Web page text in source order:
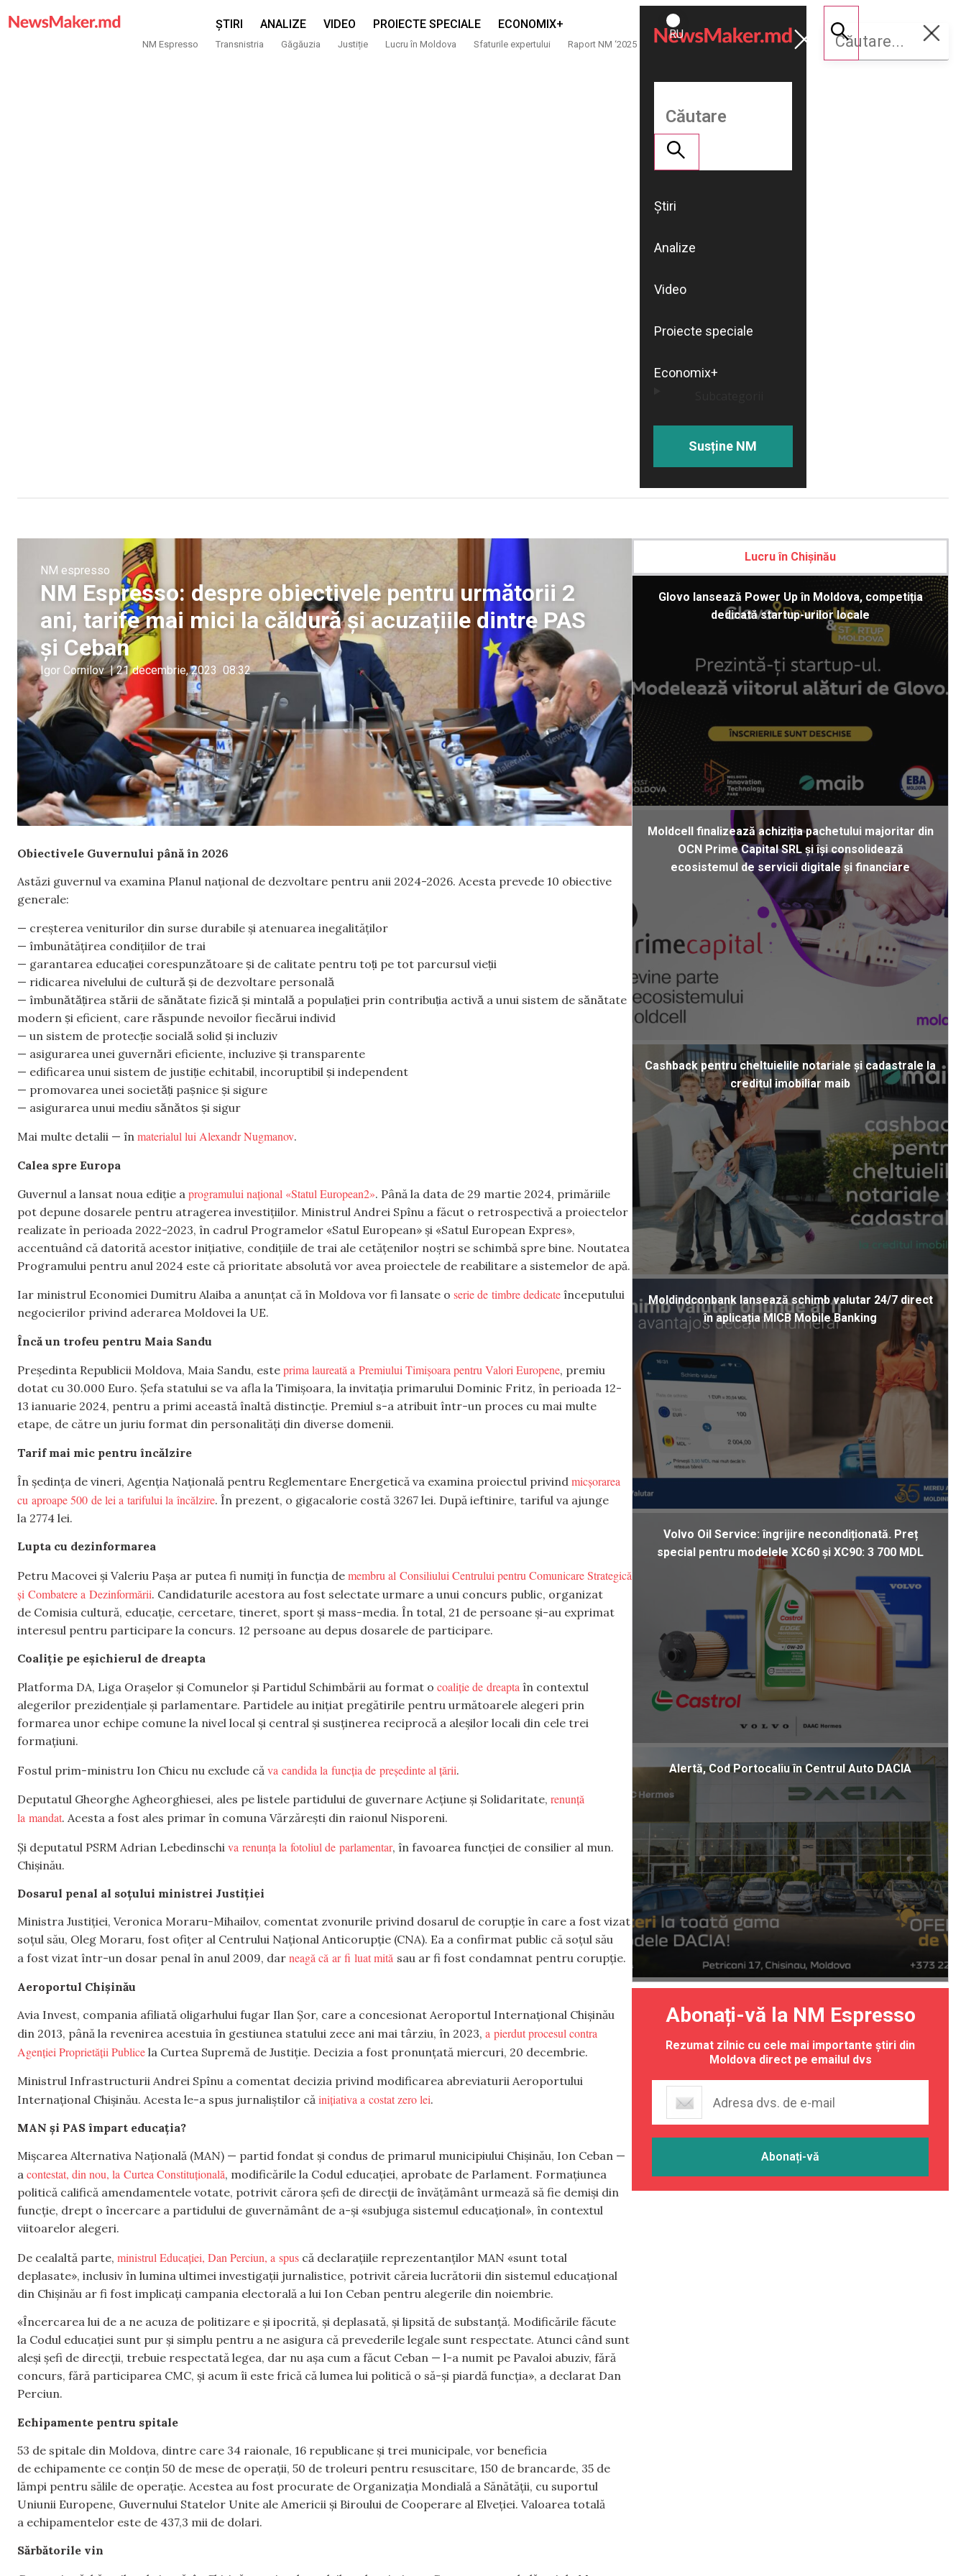
ȘTIRI ANALIZE VIDEO PROIECTE SPECIALE ECONOMIX+
NM Espresso Transnistria Găgăuzia Justiție Lucru în Moldova Sfaturile expertului Raport NM ‘2025
ROMÂNĂ
RU
Susține
NM
Știri
Analize
Video
Proiecte speciale
Economix+
Susține NM
NM espresso
NM Espresso: despre obiectivele pentru următorii 2
ani, tarife mai mici la căldură și acuzațiile dintre PAS
și Ceban
Igor Cornilov | 21 decembrie, 2023 08:32
Obiectivele Guvernului până în 2026
Astăzi guvernul va examina Planul național de dezvoltare pentru anii 2024-2026. Acesta prevede 10 obiective
generale:
— creșterea veniturilor din surse durabile și atenuarea inegalităților
— îmbunătățirea condițiilor de trai
— garantarea educației corespunzătoare și de calitate pentru toți pe tot parcursul vieții
— ridicarea nivelului de cultură și de dezvoltare personală
— îmbunătățirea stării de sănătate fizică și mintală a populației prin contribuția activă a unui sistem de sănătate
modern și eficient, care răspunde nevoilor fiecărui individ
— un sistem de protecție socială solid și incluziv
— asigurarea unei guvernări eficiente, incluzive și transparente
— edificarea unui sistem de justiție echitabil, incoruptibil și independent
— promovarea unei societăți pașnice și sigure
— asigurarea unui mediu sănătos și sigur
Mai multe detalii — în materialul lui Alexandr Nugmanov.
Calea spre Europa
Guvernul a lansat noua ediție a programului național «Statul European2». Până la data de 29 martie 2024, primăriile
pot depune dosarele pentru atragerea investițiilor. Ministrul Andrei Spînu a făcut o retrospectivă a proiectelor
realizate în perioada 2022-2023, în cadrul Programelor «Satul European» și «Satul European Expres»,
accentuând că datorită acestor inițiative, condițiile de trai ale cetățenilor noștri se schimbă spre bine. Noutatea
Programului pentru anul 2024 este că prioritate absolută vor avea proiectele de reabilitare a sistemelor de apă.
Iar ministrul Economiei Dumitru Alaiba a anunțat că în Moldova vor fi lansate o serie de timbre dedicate începutului
negocierilor privind aderarea Moldovei la UE.
Încă un trofeu pentru Maia Sandu
Președinta Republicii Moldova, Maia Sandu, este prima laureată a Premiului Timișoara pentru Valori Europene, premiu
dotat cu 30.000 Euro. Șefa statului se va afla la Timișoara, la invitația primarului Dominic Fritz, în perioada 12-
13 ianuarie 2024, pentru a primi această înaltă distincție. Premiul s-a atribuit într-un proces cu mai multe
etape, de către un juriu format din personalități din diverse domenii.
Tarif mai mic pentru încălzire
În ședința de vineri, Agenția Națională pentru Reglementare Energetică va examina proiectul privind micșorarea
cu aproape 500 de lei a tarifului la încălzire. În prezent, o gigacalorie costă 3267 lei. După ieftinire, tariful va ajunge
la 2774 lei.
Lupta cu dezinformarea
Petru Macovei și Valeriu Pașa ar putea fi numiți în funcția de membru al Consiliului Centrului pentru Comunicare Strategică
și Combatere a Dezinformării. Candidaturile acestora au fost selectate urmare a unui concurs public, organizat
de Comisia cultură, educație, cercetare, tineret, sport și mass-media. În total, 21 de persoane și-au exprimat
interesul pentru participare la concurs. 12 persoane au depus dosarele de participare.
Coaliție pe eșichierul de dreapta
Platforma DA, Liga Orașelor și Comunelor și Partidul Schimbării au format o coaliție de dreapta în contextul
alegerilor prezidențiale și parlamentare. Partidele au inițiat pregătirile pentru următoarele alegeri prin
formarea unor echipe comune la nivel local și central și susținerea reciprocă a aleșilor locali din cele trei
formațiuni.
Fostul prim-ministru Ion Chicu nu exclude că va candida la funcția de președinte al țării.
Deputatul Gheorghe Agheorghiesei, ales pe listele partidului de guvernare Acțiune și Solidaritate, renunță
la mandat. Acesta a fost ales primar în comuna Vărzărești din raionul Nisporeni.
Și deputatul PSRM Adrian Lebedinschi va renunța la fotoliul de parlamentar, în favoarea funcției de consilier al mun.
Chișinău.
Dosarul penal al soțului ministrei Justiției
Ministra Justiției, Veronica Moraru-Mihailov, comentat zvonurile privind dosarul de corupție în care a fost vizat
soțul său, Oleg Moraru, fost ofițer al Centrului Național Anticorupție (CNA). Ea a confirmat public că soțul său
a fost vizat într-un dosar penal în anul 2009, dar neagă că ar fi luat mită sau ar fi fost condamnat pentru corupție.
Aeroportul Chișinău
Avia Invest, compania afiliată oligarhului fugar Ilan Șor, care a concesionat Aeroportul Internațional Chișinău
din 2013, până la revenirea acestuia în gestiunea statului zece ani mai târziu, în 2023, a pierdut procesul contra
Agenției Proprietății Publice la Curtea Supremă de Justiție. Decizia a fost pronunțată miercuri, 20 decembrie.
Ministrul Infrastructurii Andrei Spînu a comentat decizia privind modificarea abreviaturii Aeroportului
Internațional Chișinău. Acesta le-a spus jurnaliștilor că inițiativa a costat zero lei.
MAN și PAS împart educația?
Mișcarea Alternativa Națională (MAN) — partid fondat și condus de primarul municipiului Chișinău, Ion Ceban —
a contestat, din nou, la Curtea Constituțională, modificările la Codul educației, aprobate de Parlament. Formațiunea
politică califică amendamentele votate, potrivit cărora șefi de direcții de învățământ urmează să fie demiși din
funcție, drept o încercare a partidului de guvernământ de a-și «subjuga sistemul educațional», în contextul
viitoarelor alegeri.
De cealaltă parte, ministrul Educației, Dan Perciun, a spus că declarațiile reprezentanților MAN «sunt total
deplasate», inclusiv în lumina ultimei investigații jurnalistice, potrivit căreia lucrătorii din sistemul educațional
din Chișinău ar fi fost implicați campania electorală a lui Ion Ceban pentru alegerile din noiembrie.
«Încercarea lui de a ne acuza de politizare e și ipocrită, și deplasată, și lipsită de substanță. Modificările făcute
la Codul educației sunt pur și simplu pentru a ne asigura că prevederile legale sunt respectate. Atunci când sunt
aleși șefi de direcții, trebuie respectată legea, dar nu așa cum a făcut Ceban — l-a numit pe Pavaloi abuziv, fără
concurs, fără participarea CMC, și acum îi este frică că lumea lui politică o să-și piardă funcția», a declarat Dan
Perciun.
Echipamente pentru spitale
53 de spitale din Moldova, dintre care 34 raionale, 16 republicane și trei municipale, vor beneficia
de echipamente ce conțin 50 de mese de operații, 50 de troleuri pentru resuscitare, 150 de brancarde, 35 de
lămpi pentru sălile de operație. Acestea au fost procurate de Organizația Mondială a Sănătății, cu suportul
Uniunii Europene, Guvernului Statelor Unite ale Americii și Biroului de Cooperare al Elveției. Valoarea totală
a echipamentelor este de 437,3 mii de dolari.
Sărbătorile vin
Lucru în Chișinău
Glovo lansează Power Up în Moldova, competiția
dedicată startup-urilor locale
Moldcell finalizează achiziția pachetului majoritar din
OCN Prime Capital SRL și își consolidează
ecosistemul de servicii digitale și financiare
Cashback pentru cheltuielile notariale și cadastrale la
creditul imobiliar maib
Moldindconbank lansează schimb valutar 24/7 direct
în aplicația MICB Mobile Banking
Volvo Oil Service: îngrijire necondiționată. Preț
special pentru modelele XC60 și XC90: 3 700 MDL
Alertă, Cod Portocaliu în Centrul Auto DACIA
Abonați-vă la NM Espresso
Rezumat zilnic cu cele mai importante știri din
Moldova direct pe emailul dvs